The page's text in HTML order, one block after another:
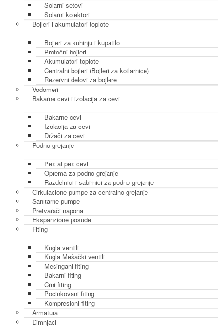
Solarni setovi
Solarni kolektori
Bojleri i akumulatori toplote
Bojleri za kuhinju i kupatilo
Protočni bojleri
Akumulatori toplote
Centralni bojleri (Bojleri za kotlarnice)
Rezervni delovi za bojlere
Vodomeri
Bakarne cevi i izolacija za cevi
Bakarne cevi
Izolacija za cevi
Držači za cevi
Podno grejanje
Pex al pex cevi
Oprema za podno grejanje
Razdelnici i sabirnici za podno grejanje
Cirkulacione pumpe za centralno grejanje
Sanitarne pumpe
Pretvarači napona
Ekspanzione posude
Fiting
Kugla ventili
Kugla Mešački ventili
Mesingani fiting
Bakarni fiting
Crni fiting
Pocinkovani fiting
Kompresioni fiting
Armatura
Dimnjaci